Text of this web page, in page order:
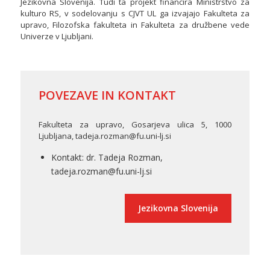
kulturo RS, v sodelovanju s CJVT UL ga izvajajo Fakulteta za
upravo, Filozofska fakulteta in Fakulteta za družbene vede
Univerze v Ljubljani.
POVEZAVE IN KONTAKT
Fakulteta za upravo, Gosarjeva ulica 5, 1000
Ljubljana, tadeja.rozman@fu.uni-lj.si
Kontakt: dr. Tadeja Rozman,
tadeja.rozman@fu.uni-lj.si
Jezikovna Slovenija